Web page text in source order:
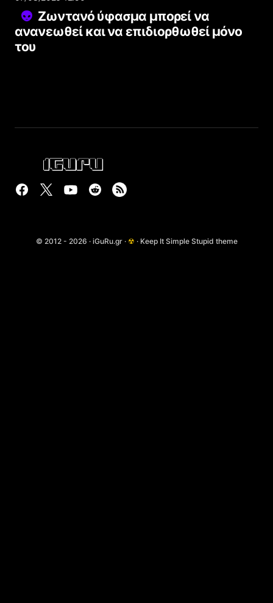
Ζωντανό ύφασμα μπορεί να
ανανεωθεί και να επιδιορθωθεί μόνο
του
© 2012 - 2026 · iGuRu.gr · ☢ · Keep It Simple Stupid theme